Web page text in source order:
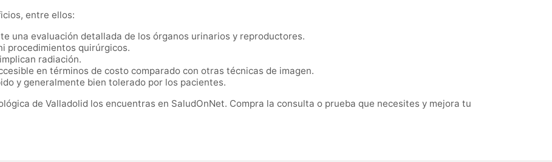
entre ellos:
una evaluación detallada de los órganos urinarios y reproductores.
procedimientos quirúrgicos.
radiación.
en términos de costo comparado con otras técnicas de imagen.
y generalmente bien tolerado por los pacientes.
de Valladolid los encuentras en SaludOnNet. Compra la consulta o prueba que necesites y mejora tu